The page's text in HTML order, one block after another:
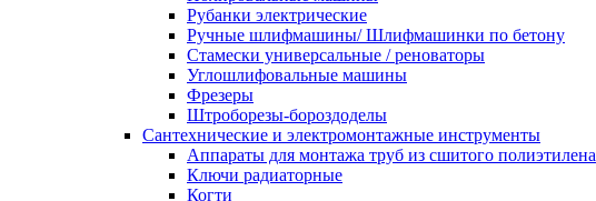
Рубанки электрические
Ручные шлифмашины/ Шлифмашинки по бетону
Стамески универсальные / реноваторы
Углошлифовальные машины
Фрезеры
Штроборезы-бороздоделы
Сантехнические и электромонтажные инструменты
Аппараты для монтажа труб из сшитого полиэтилена
Ключи радиаторные
Когти